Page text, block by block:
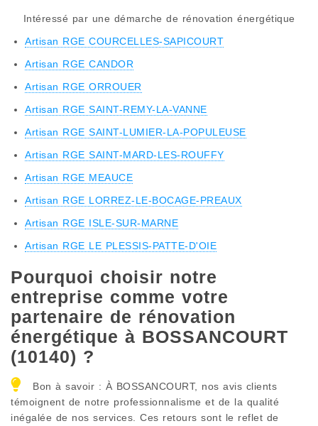
Intéressé par une démarche de rénovation énergétique
Artisan RGE COURCELLES-SAPICOURT
Artisan RGE CANDOR
Artisan RGE ORROUER
Artisan RGE SAINT-REMY-LA-VANNE
Artisan RGE SAINT-LUMIER-LA-POPULEUSE
Artisan RGE SAINT-MARD-LES-ROUFFY
Artisan RGE MEAUCE
Artisan RGE LORREZ-LE-BOCAGE-PREAUX
Artisan RGE ISLE-SUR-MARNE
Artisan RGE LE PLESSIS-PATTE-D'OIE
Pourquoi choisir notre
entreprise comme votre
partenaire de rénovation
énergétique à BOSSANCOURT
(10140) ?
Bon à savoir : À BOSSANCOURT, nos avis clients
témoignent de notre professionnalisme et de la qualité
inégalée de nos services. Ces retours sont le reflet de